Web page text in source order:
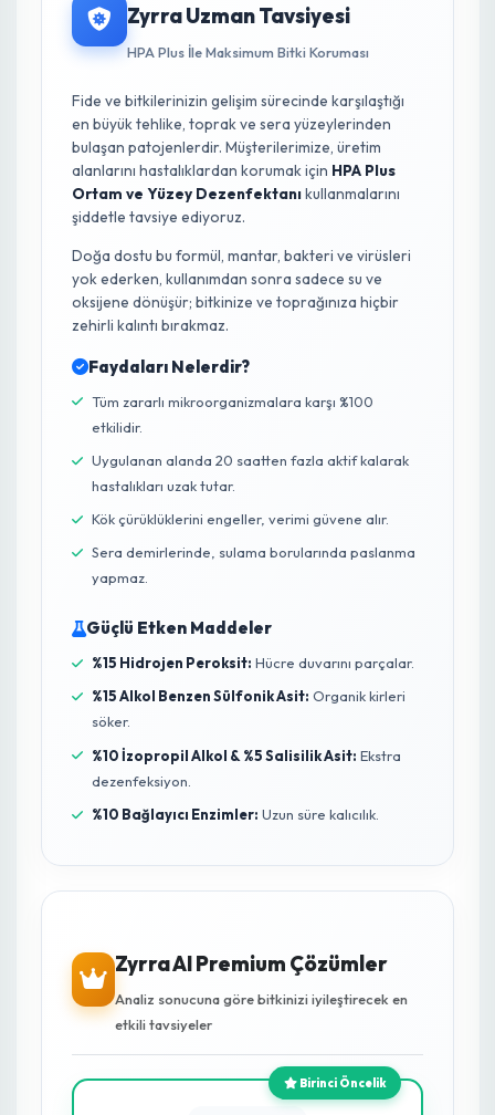
ticari üretimlerde, çelik çürüklüğüne karşı ruhsatlı
fungisitler kullanılabilir. Etkin maddeler arasında
fungisitler, özelliklePythiumvePhytophthora
kökenli patojenlere karşı etkili olabilir. Fungisit
uygulamaları, çeliklerin dikiminden önce toprağa
karıştırma veya dikim sonrası drench (daldırma/sulama)
şeklinde yapılabilir. Ancak, kimyasal mücadele son çare
olarak düşünülmeli ve her zaman ürün etiketindeki
talimatlara titizlikle uyulmalıdır. Küçük ölçekli ev
daha güvenlidir.
Zyrra Uzman Tavsiyesi
Fide ve bitkilerinizin gelişim sürecinde karşılaştığı
bulaşan patojenlerdir. Müşterilerimize, üretim
alanlarını hastalıklardan korumak içinHPA Plus
Ortam ve Yüzey Dezenfektanı
şiddetle tavsiye ediyoruz.
Doğa dostu bu formül, mantar, bakteri ve virüsleri
yok ederken, kullanımdan sonra sadece su ve
zehirli kalıntı bırakmaz.
Tüm zararlı mikroorganizmalara karşı %100
etkilidir.
Uygulanan alanda 20 saatten fazla aktif kalarak
hastalıkları uzak tutar.
Kök çürüklüklerini engeller, verimi güvene alır.